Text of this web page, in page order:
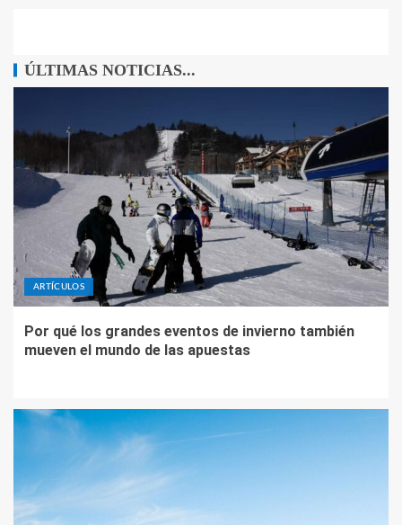
ÚLTIMAS NOTICIAS...
ARTÍCULOS
Por qué los grandes eventos de invierno también
mueven el mundo de las apuestas